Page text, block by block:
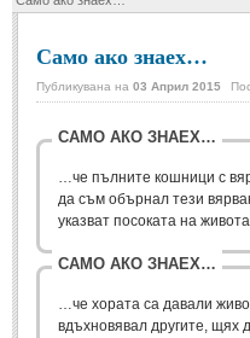
Стихове за Баба Марта
Коледа и Нова Година
Стихове за Жената
Стихове за Осми Март
Стихове за Мама
Само ако знаех…
Публикувана на 03 Април 2015
САМО АКО ЗНАЕХ…
…че пълните кошници с
да съм обърнал тези
указват посоката на
САМО АКО ЗНАЕХ…
…че хората са давали
вдъхновявал другите, щях